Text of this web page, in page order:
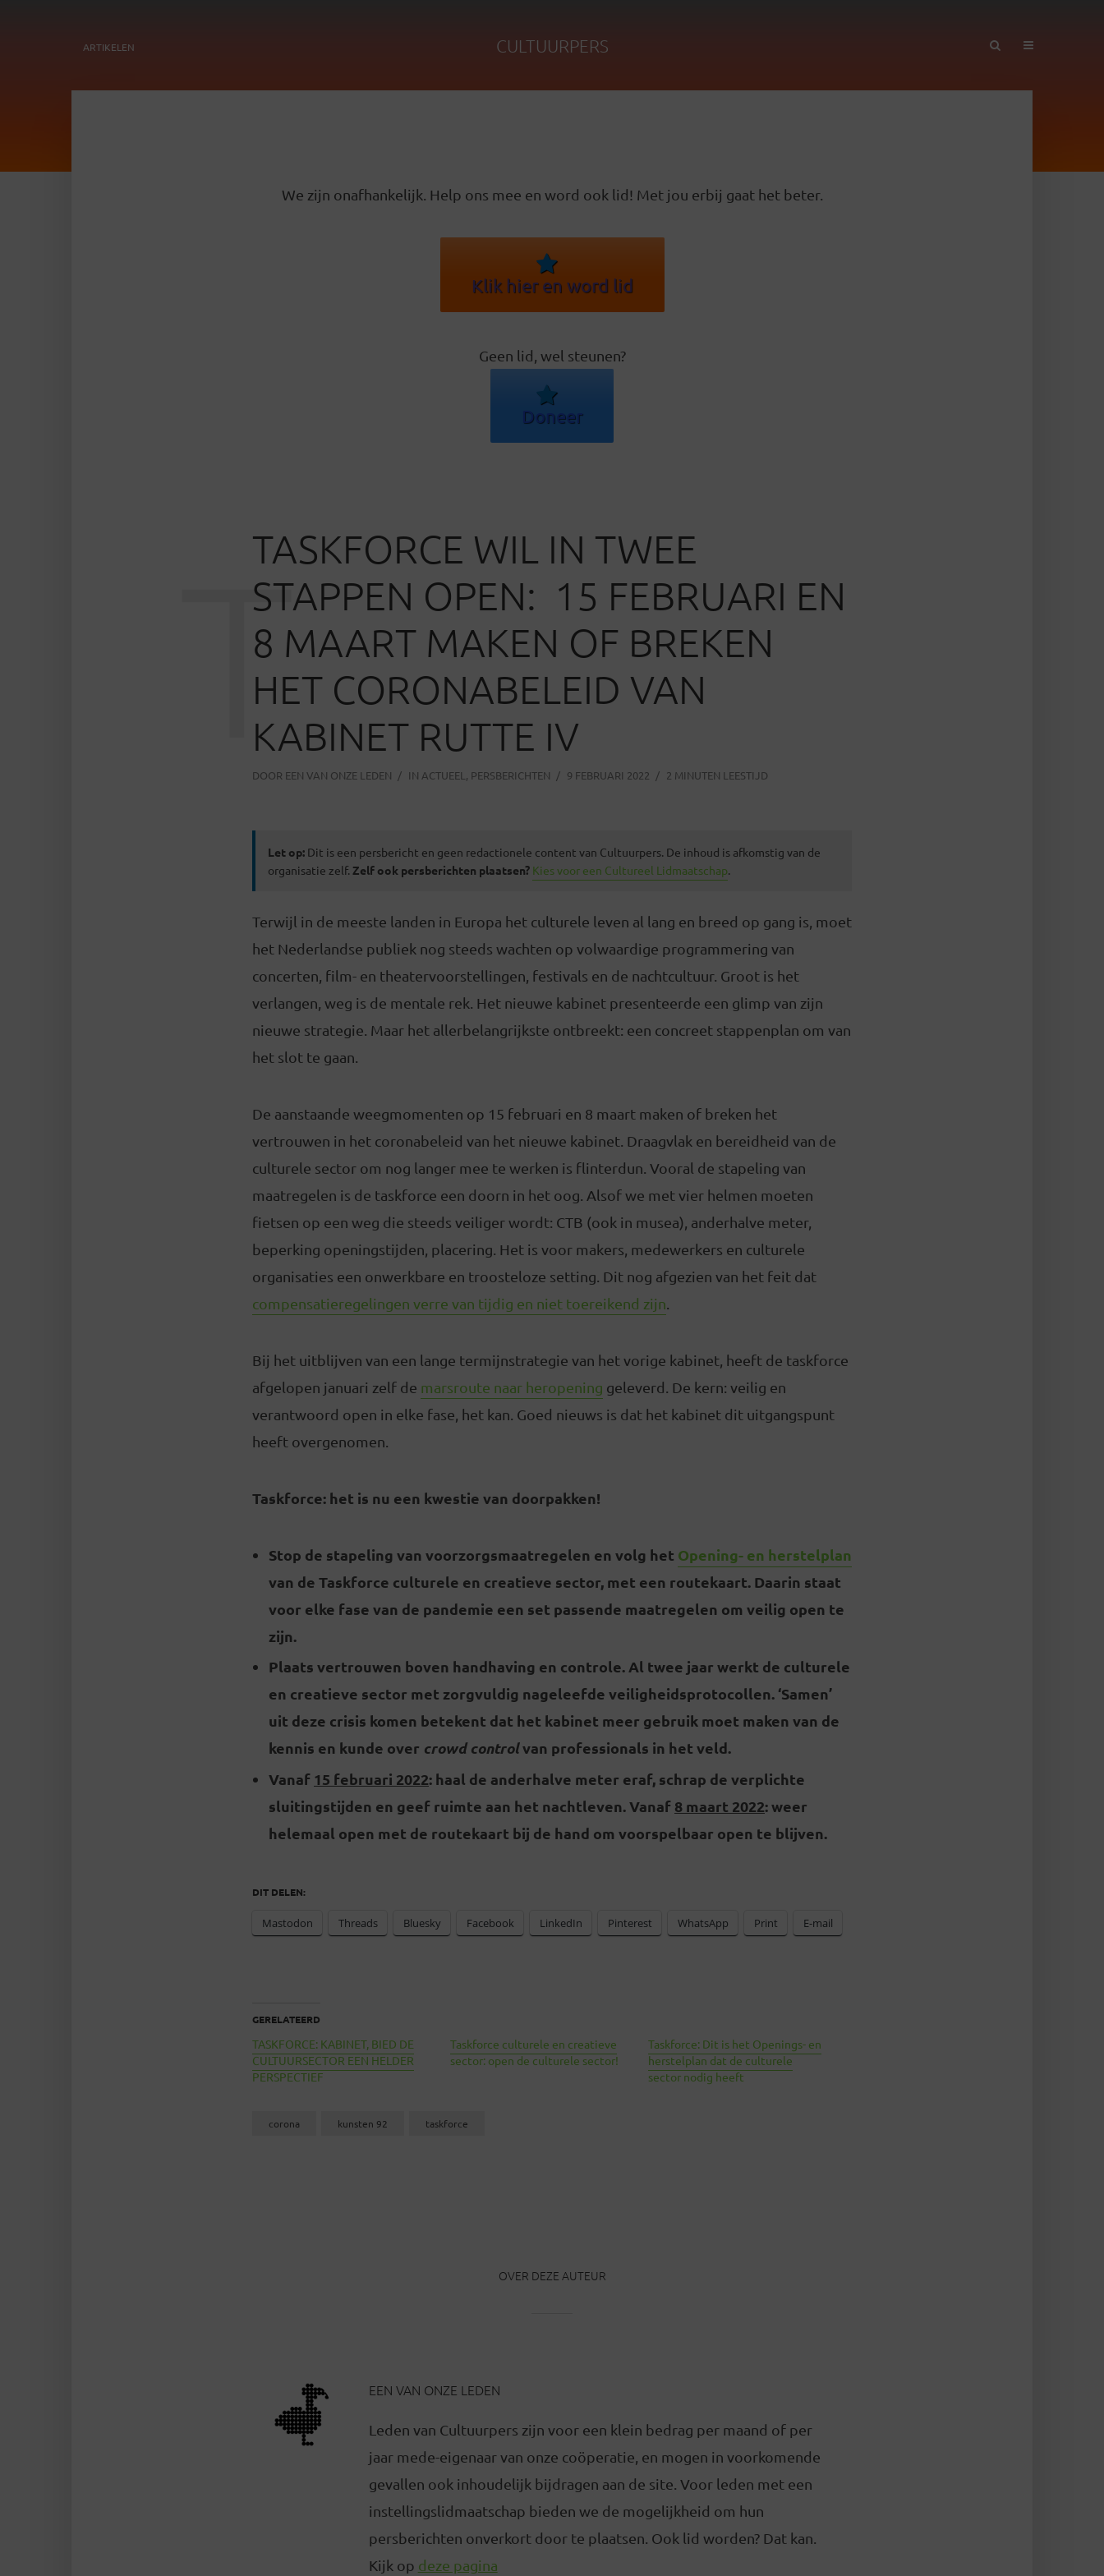
ARTIKELEN CULTUURPERS
We zijn onafhankelijk. Help ons mee en word ook lid! Met jou erbij gaat het beter.
Klik hier en word lid
Geen lid, wel steunen?
Doneer
TASKFORCE WIL IN TWEE
STAPPEN OPEN: 15 FEBRUARI EN
8 MAART MAKEN OF BREKEN
HET CORONABELEID VAN
KABINET RUTTE IV
DOOR EEN VAN ONZE LEDEN IN ACTUEEL , PERSBERICHTEN 9 FEBRUARI 2022 2 MINUTEN LEESTIJD
T
Let op: Dit is een persbericht en geen redactionele content van Cultuurpers. De inhoud is afkomstig van de
organisatie zelf. Zelf ook persberichten plaatsen? Kies voor een Cultureel Lidmaatschap.
Terwijl in de meeste landen in Europa het culturele leven al lang en breed op gang is, moet
het Nederlandse publiek nog steeds wachten op volwaardige programmering van
concerten, film- en theatervoorstellingen, festivals en de nachtcultuur. Groot is het
verlangen, weg is de mentale rek. Het nieuwe kabinet presenteerde een glimp van zijn
nieuwe strategie. Maar het allerbelangrijkste ontbreekt: een concreet stappenplan om van
het slot te gaan.
De aanstaande weegmomenten op 15 februari en 8 maart maken of breken het
vertrouwen in het coronabeleid van het nieuwe kabinet. Draagvlak en bereidheid van de
culturele sector om nog langer mee te werken is flinterdun. Vooral de stapeling van
maatregelen is de taskforce een doorn in het oog. Alsof we met vier helmen moeten
fietsen op een weg die steeds veiliger wordt: CTB (ook in musea), anderhalve meter,
beperking openingstijden, placering. Het is voor makers, medewerkers en culturele
organisaties een onwerkbare en troosteloze setting. Dit nog afgezien van het feit dat
compensatieregelingen verre van tijdig en niet toereikend zijn.
Bij het uitblijven van een lange termijnstrategie van het vorige kabinet, heeft de taskforce
afgelopen januari zelf de marsroute naar heropening geleverd. De kern: veilig en
verantwoord open in elke fase, het kan. Goed nieuws is dat het kabinet dit uitgangspunt
heeft overgenomen.
Taskforce: het is nu een kwestie van doorpakken!
Stop de stapeling van voorzorgsmaatregelen en volg het Opening- en herstelplan
van de Taskforce culturele en creatieve sector, met een routekaart. Daarin staat
voor elke fase van de pandemie een set passende maatregelen om veilig open te
zijn.
Plaats vertrouwen boven handhaving en controle. Al twee jaar werkt de culturele
en creatieve sector met zorgvuldig nageleefde veiligheidsprotocollen. ‘Samen’
uit deze crisis komen betekent dat het kabinet meer gebruik moet maken van de
kennis en kunde over crowd controlvan professionals in het veld.
Vanaf 15 februari 2022: haal de anderhalve meter eraf, schrap de verplichte
sluitingstijden en geef ruimte aan het nachtleven. Vanaf 8 maart 2022: weer
helemaal open met de routekaart bij de hand om voorspelbaar open te blijven.
DIT DELEN:
Mastodon Threads Bluesky Facebook LinkedIn Pinterest WhatsApp Print E-mail
GERELATEERD
TASKFORCE: KABINET, BIED DE
CULTUURSECTOR EEN HELDER
PERSPECTIEF
Taskforce culturele en creatieve
sector: open de culturele sector!
Taskforce: Dit is het Openings- en
herstelplan dat de culturele
sector nodig heeft
corona kunsten 92 taskforce
OVER DEZE AUTEUR
EEN VAN ONZE LEDEN
Leden van Cultuurpers zijn voor een klein bedrag per maand of per
jaar mede-eigenaar van onze coöperatie, en mogen in voorkomende
gevallen ook inhoudelijk bijdragen aan de site. Voor leden met een
instellingslidmaatschap bieden we de mogelijkheid om hun
persberichten onverkort door te plaatsen. Ook lid worden? Dat kan.
Kijk op deze pagina